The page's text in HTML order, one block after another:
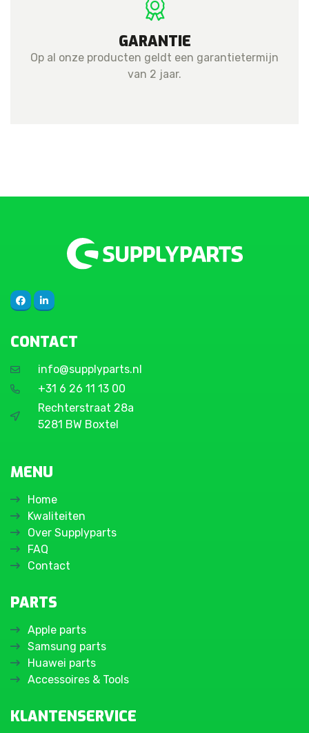
GARANTIE
Op al onze producten geldt een garantietermijn
van 2 jaar.
CONTACT
info@supplyparts.nl
+31 6 26 11 13 00
Rechterstraat 28a
5281 BW Boxtel
MENU
Home
Kwaliteiten
Over Supplyparts
FAQ
Contact
PARTS
Apple parts
Samsung parts
Huawei parts
Accessoires & Tools
KLANTENSERVICE